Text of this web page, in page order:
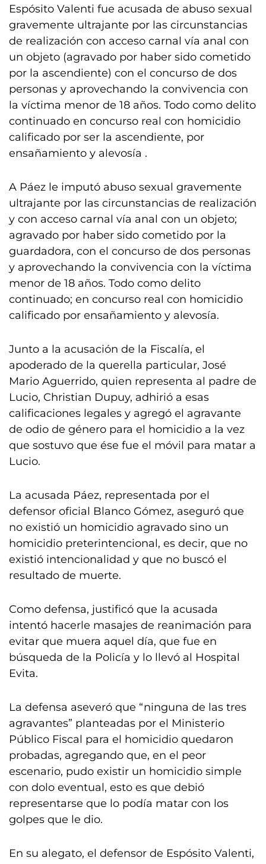
Espósito Valenti fue acusada de abuso sexual
gravemente ultrajante por las circunstancias
de realización con acceso carnal vía anal con
un objeto (agravado por haber sido cometido
por la ascendiente) con el concurso de dos
personas y aprovechando la convivencia con
la víctima menor de 18 años. Todo como delito
continuado en concurso real con homicidio
calificado por ser la ascendiente, por
ensañamiento y alevosía .
A Páez le imputó abuso sexual gravemente
ultrajante por las circunstancias de realización
y con acceso carnal vía anal con un objeto;
agravado por haber sido cometido por la
guardadora, con el concurso de dos personas
y aprovechando la convivencia con la víctima
menor de 18 años. Todo como delito
continuado; en concurso real con homicidio
calificado por ensañamiento y alevosía.
Junto a la acusación de la Fiscalía, el
apoderado de la querella particular, José
Mario Aguerrido, quien representa al padre de
Lucio, Christian Dupuy, adhirió a esas
calificaciones legales y agregó el agravante
de odio de género para el homicidio a la vez
que sostuvo que ése fue el móvil para matar a
Lucio.
La acusada Páez, representada por el
defensor oficial Blanco Gómez, aseguró que
no existió un homicidio agravado sino un
homicidio preterintencional, es decir, que no
existió intencionalidad y que no buscó el
resultado de muerte.
Como defensa, justificó que la acusada
intentó hacerle masajes de reanimación para
evitar que muera aquel día, que fue en
búsqueda de la Policía y lo llevó al Hospital
Evita.
La defensa aseveró que “ninguna de las tres
agravantes” planteadas por el Ministerio
Público Fiscal para el homicidio quedaron
probadas, agregando que, en el peor
escenario, pudo existir un homicidio simple
con dolo eventual, esto es que debió
representarse que lo podía matar con los
golpes que le dio.
En su alegato, el defensor de Espósito Valenti,